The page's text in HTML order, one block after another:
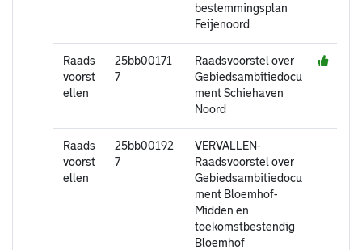
bestemmingsplan
Feijenoord
Raads
voorst
ellen
25bb00171
7
Raadsvoorstel over
Gebiedsambitiedocu
ment Schiehaven
Noord
Raads
voorst
ellen
25bb00192
7
VERVALLEN-
Raadsvoorstel over
Gebiedsambitiedocu
ment Bloemhof-
Midden en
toekomstbestendig
Bloemhof